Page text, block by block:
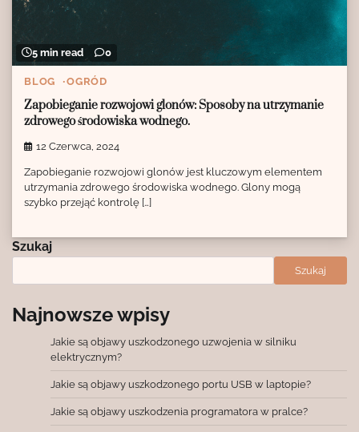
5 min read 0
BLOG OGRÓD
Zapobieganie rozwojowi glonów: Sposoby na utrzymanie
zdrowego środowiska wodnego.
12 Czerwca, 2024
Zapobieganie rozwojowi glonów jest kluczowym elementem
utrzymania zdrowego środowiska wodnego. Glony mogą
szybko przejąć kontrolę […]
Szukaj
Szukaj
Najnowsze wpisy
Jakie są objawy uszkodzonego uzwojenia w silniku
elektrycznym?
Jakie są objawy uszkodzonego portu USB w laptopie?
Jakie są objawy uszkodzenia programatora w pralce?